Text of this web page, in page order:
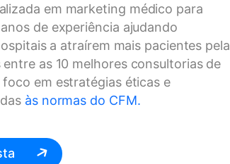
em marketing médico para
de experiência ajudando
a atraírem mais pacientes pela
as 10 melhores consultorias de
em estratégias éticas e
às normas do CFM.